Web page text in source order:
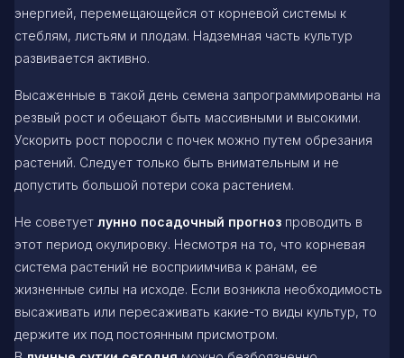
энергией, перемещающейся от корневой системы к
стеблям, листьям и плодам. Надземная часть культур
развивается активно.
Высаженные в такой день семена запрограммированы на
резвый рост и обещают быть массивными и высокими.
Ускорить рост поросли с почек можно путем обрезания
растений. Следует только быть внимательным и не
допустить большой потери сока растением.
Не советует лунно посадочный прогноз проводить в
этот период окулировку. Несмотря на то, что корневая
система растений не восприимчива к ранам, ее
жизненные силы на исходе. Если возникла необходимость
высаживать или пересаживать какие-то виды культур, то
держите их под постоянным присмотром.